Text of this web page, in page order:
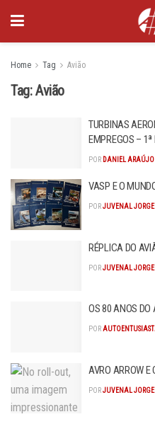
Home Tag Avião
Tag:Avião
TURBINAS
EMPREGOS – 1ª
POR DANIEL ARAÚJO
VASP E O
PORJUVENAL JORGE
RÉPLICA DO
PORJUVENAL JORGE
OS 80 ANOS DO
POR
AVRO ARROW
PORJUVENAL JORGE